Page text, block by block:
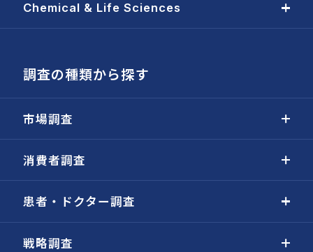
Chemical & Life Sciences
調査の種類から探す
市場調査
消費者調査
患者・ドクター調査
戦略調査